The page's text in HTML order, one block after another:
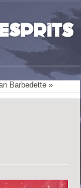
Barbedette »